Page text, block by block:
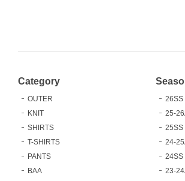
Category
OUTER
KNIT
SHIRTS
T-SHIRTS
PANTS
BAA
26SS
25-
25SS
24-
24SS
23-